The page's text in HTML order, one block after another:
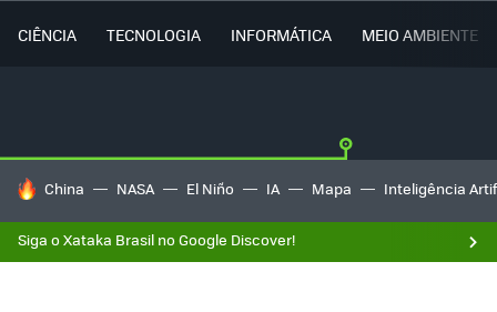
CIÊNCIA TECNOLOGIA INFORMÁTICA MEIO AMBIENTE
TENDÊNCIAS DO DIA
China NASA El Niño IA Mapa Inteligência
Siga o Xataka Brasil no Google Discover!